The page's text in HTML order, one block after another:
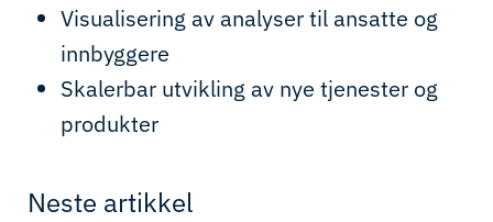
Visualisering av analyser til ansatte og
innbyggere
Skalerbar utvikling av nye tjenester og
produkter
Neste artikkel